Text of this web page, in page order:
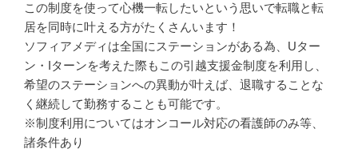
この制度を使って心機一転したいという思いで転職と転
居を同時に叶える方がたくさんいます！
ソフィアメディは全国にステーションがある為、Uター
ン・Iターンを考えた際もこの引越支援金制度を利用し、
希望のステーションへの異動が叶えば、退職することな
く継続して勤務することも可能です。
※制度利用についてはオンコール対応の看護師のみ等、
諸条件あり